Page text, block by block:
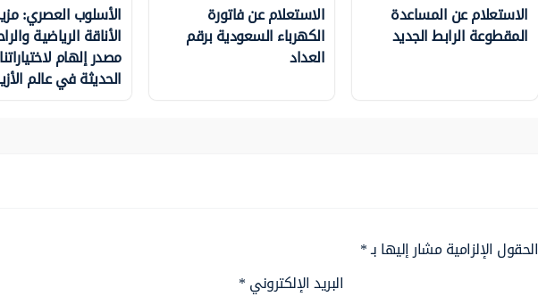
الاستعلام عن المساعدة
المقطوعة الرابط الجديد
الاستعلام عن فاتورة
الكهرباء السعودية برقم
العداد
الأسلوب العصري:
الأناقة الرياضية
مصدر إلهام لاختياراتنا
الحديثة في عالم
الحقول الإلزامية مشار إليها بـ*
البريد الإلكتروني*